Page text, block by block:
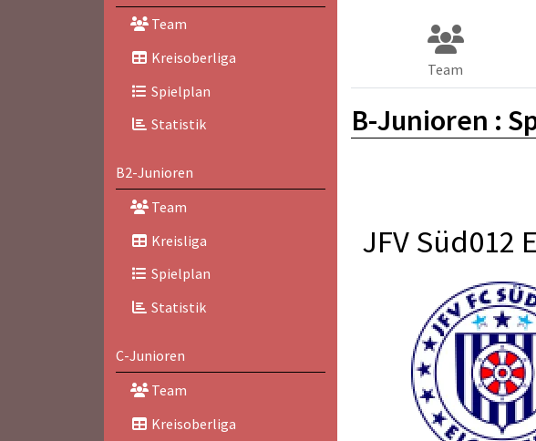
Team
Kreisoberliga
Spielplan
Statistik
B2-Junioren
Team
Kreisliga
Spielplan
Statistik
C-Junioren
Team
Kreisoberliga
Team
B-Junioren :
JFV Süd012